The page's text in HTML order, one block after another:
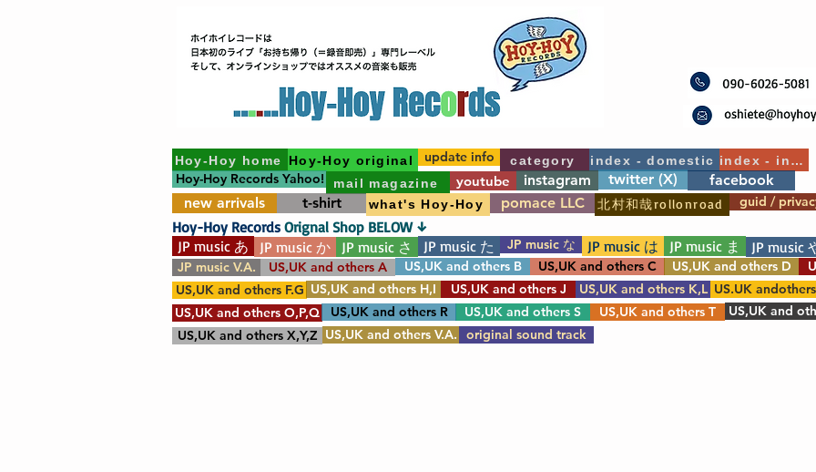
Hoy-Hoy home Hoy-Hoy original category index - domestic index - int'l
guid /
Hoy-Hoy Records Yahoo! mail magazine youtube twitter (X)
instagram
new arrivals
t-shirt what's Hoy-Hoy pomace LLC 北村和哉rollonroad
facebook
update info
JP music あ JP music か JP music さ JP music た JP music な JP music は JP music ま JP music
JP music V.A.
US,UK and others A US,UK and others B US,UK and others C US,UK and others D
US,UK and others F.G US,UK and others H,I US,UK and others J US,UK and others K,L
US,UK and others O,P,Q
US,UK and others S
US,UK and others R US,UK and others T
US,UK and
US,UK and others X,Y,Z US,UK and others V.A. original sound track
Hoy-Hoy Records Orignal Shop BELOW ↓
US.UK